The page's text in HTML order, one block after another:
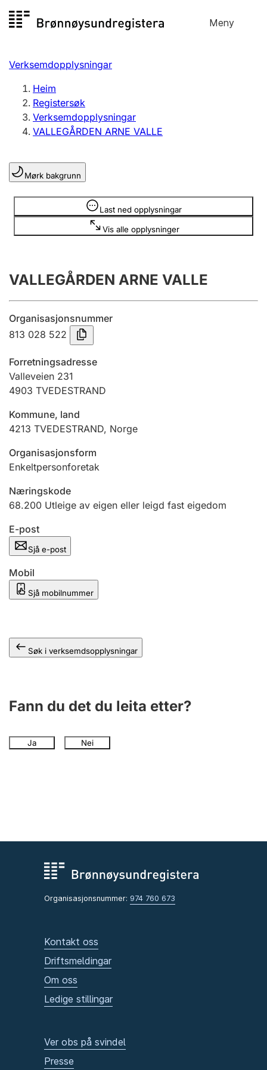
til
Meny
Registersøk
Aksjeselskap
Enkeltpersonføretak
Registrere, endre, slette
Lag og foreining
Registrere, endre, slette
Årsrekneskap
Innsending og forseinkingsgebyr
Tinglysing
Jeger
Ektepaktrettleiaren
Andre tema
Verksemdopplysningar
Heim
Registersøk
Verksemdopplysningar
VALLEGÅRDEN ARNE VALLE
Mørk bakgrunn
Last ned opplysningar
Vis alle opplysninger
Opplysninger er skjult
VALLEGÅRDEN ARNE VALLE
Organisasjonsnummer
813 028 522
Forretningsadresse
Valleveien 231
4903 TVEDESTRAND
Kommune, land
4213 TVEDESTRAND, Norge
Organisasjonsform
Enkeltpersonforetak
Næringskode
68.200 Utleige av eigen eller leigd fast eigedom
E-post
Sjå e-post
Mobil
Sjå mobilnummer
Søk i verksemdsopplysningar
Fann du det du leita etter?
Ja Nei
Organisasjonsnummer: 974 760 673
Kontakt oss
Driftsmeldingar
Om oss
Ledige stillingar
Ver obs på svindel
Presse